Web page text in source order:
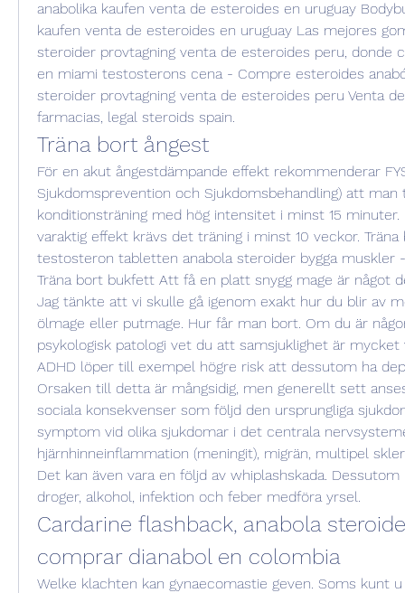
anabolika kaufen venta de esteroides en uruguay
kaufen venta de esteroides en uruguay Las mejores
steroider provtagning venta de esteroides peru, donde
en miami testosterons cena - Compre esteroides
steroider provtagning venta de esteroides peru Venta
farmacias, legal steroids spain.
Träna bort ångest
För en akut ångestdämpande effekt rekommenderar
Sjukdomsprevention och Sjukdomsbehandling) att man
konditionsträning med hög intensitet i minst 15
varaktig effekt krävs det träning i minst 10 veckor.
testosteron tabletten anabola steroider bygga muskler
Träna bort bukfett Att få en platt snygg mage är något
Jag tänkte att vi skulle gå igenom exakt hur du blir av
ölmage eller putmage. Hur får man bort. Om du är
psykologisk patologi vet du att samsjuklighet är mycket
ADHD löper till exempel högre risk att dessutom ha
Orsaken till detta är mångsidig, men generellt sett
sociala konsekvenser som följd den ursprungliga
symptom vid olika sjukdomar i det centrala
hjärnhinneinflammation (meningit), migrän, multipel
Det kan även vara en följd av whiplashskada. Dessutom
droger, alkohol, infektion och feber medföra yrsel.
Cardarine flashback, anabola
comprar dianabol en colombia
Welke klachten kan gynaecomastie geven. Soms kunt